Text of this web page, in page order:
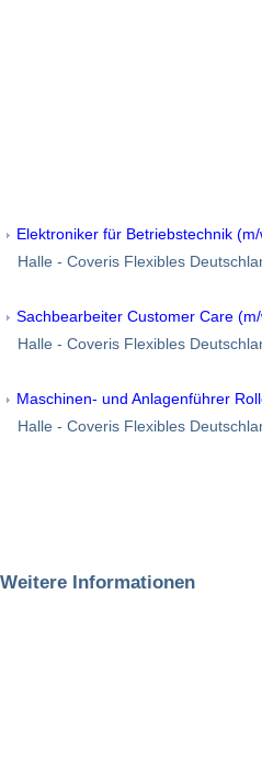
Elektroniker für Betriebstechnik
Halle - Coveris Flexibles
Sachbearbeiter Customer Care
Halle - Coveris Flexibles
Maschinen- und Anlagenführer
Halle - Coveris Flexibles
Weitere Informationen